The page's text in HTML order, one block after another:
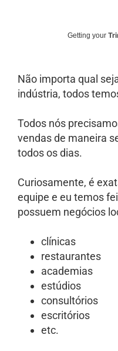
Getting your
Não importa qual
indústria, todos
Todos nós
vendas de maneira
todos os dias.
Curiosamente, é
equipe e eu temos
possuem negócios
clínicas
restaurantes
academias
estúdios
consultórios
escritórios
etc.